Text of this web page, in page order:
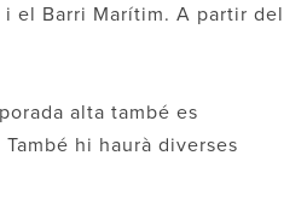
i el Barri Marítim. A partir del
alta també es
hi haurà diverses